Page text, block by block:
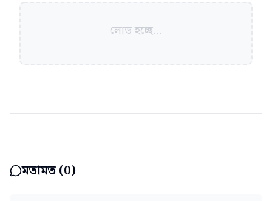
লোড হচ্ছে...
মতামত (0)